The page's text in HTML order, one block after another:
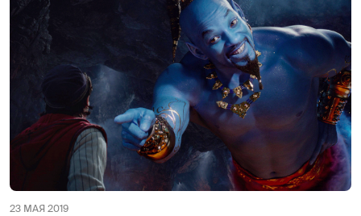
23 МАЯ 2019